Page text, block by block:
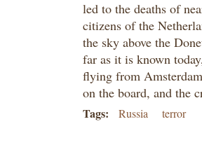
led to the deaths of
citizens of the
the sky above the
far as it is known
flying from
on the board, and the
Tags: Russia terror